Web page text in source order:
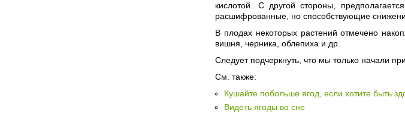
кислотой. С другой стороны,
расшифрованные, но способствующие
В плодах некоторых растений отмечено
вишня, черника, облепиха и др.
Следует подчеркнуть, что мы только начали
См. также:
Кушайте побольше ягод, если хотите быть
Видеть ягоды во сне